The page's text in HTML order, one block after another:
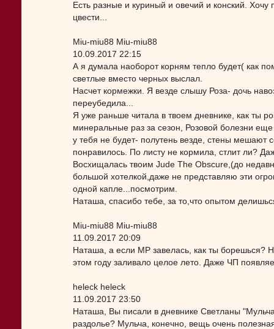
Есть разные и куриный и овечий и конский.
цвести...
Miu-miu88 Miu-miu88
10.09.2017 22:15
А я думала наоборот корням тепло будет( как
светлые вместо черных выслал.
Насчет кормежки. Я везде слышу Роза- дочь
переубедила...
Я уже раньше читала в твоем дневнике, как ты
минеральные раз за сезон, Розовой болезни
у тебя не будет- полутень везде, стены
понравилось. По листу не кормила, стлит ли?
Восхищалась твоим Jude The Obscure,(до
большой хотелкой,даже не представляю эти
одной капле...посмотрим.
Наташа, спасибо тебе, за то,что опытом
Miu-miu88 Miu-miu88
11.09.2017 20:09
Наташа, а если МР завелась, как ты борешься?
этом году заливало целое лето. Даже ЧП
heleck heleck
11.09.2017 23:50
Наташа, Вы писали в дневнике Светланы
раздолье? Мульча, конечно, вещь очень